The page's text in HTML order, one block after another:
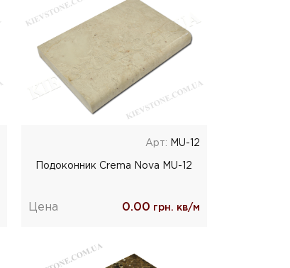
Арт: MU-12
Подоконник Crema Nova MU-12
Цена 0.00 грн. кв/м